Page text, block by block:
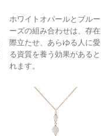
ホワイトオパールとブル
ーズの組み合わせは、存
際立たせ、あらゆる人に
る資質を養う効果がある
れます。